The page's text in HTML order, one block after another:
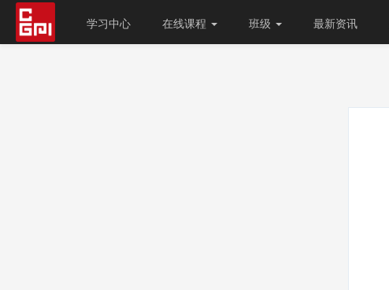
学习中心 在线课程 班级 最新资讯